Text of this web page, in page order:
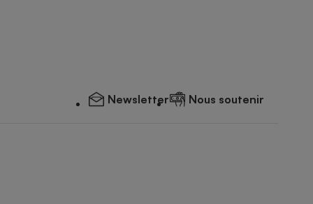
Newsletter Nous soutenir